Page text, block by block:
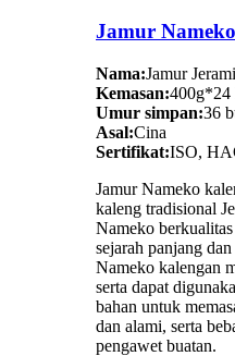
Jamur
Nama:Jamur
Kemasan:400g*24
Umur simpan:36
Asal:Cina
Sertifikat:ISO,
Jamur Nameko
kaleng tradisional
Nameko
sejarah panjang
Nameko kalengan
serta dapat
bahan untuk
dan alami, serta
pengawet buatan.